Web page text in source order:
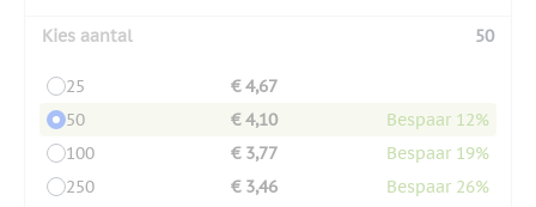
Kies aantal 50
25
€ 4,67
50
€ 4,10
Bespaar 12%
100
€ 3,77
Bespaar 19%
250
€ 3,46
Bespaar 26%